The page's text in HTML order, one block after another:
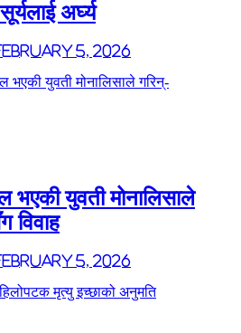
अर्घ्य
5, 2026
भएकी युवती मोनालिसाले
विवाह
5, 2026